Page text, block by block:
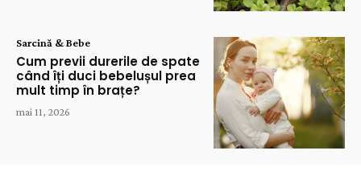
Sarcină & Bebe
Cum previi durerile de spate
când îți duci bebelușul prea
mult timp în brațe?
mai 11, 2026